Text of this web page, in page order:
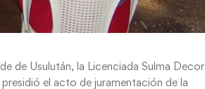
de Usulután, la Licenciada Sulma
el acto de juramentación de la